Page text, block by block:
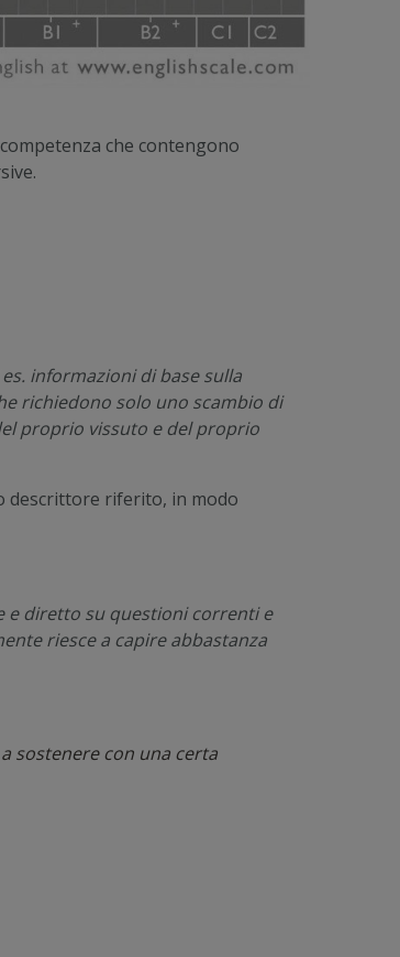
che contengono
informazioni di base sulla
richiedono solo uno scambio di
proprio vissuto e del proprio
descrittore riferito, in modo
e diretto su questioni correnti e
riesce a capire abbastanza
sostenere con una certa